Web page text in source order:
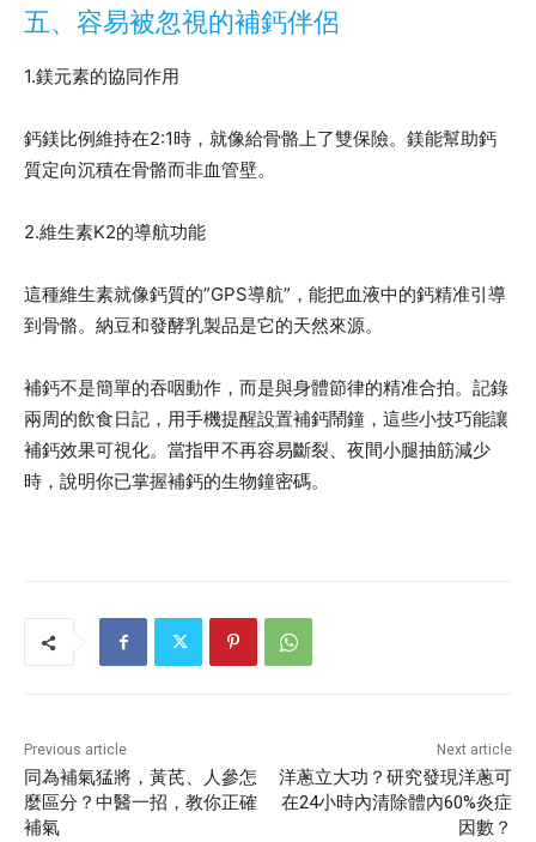
五、容易被忽視的補鈣伴侶
1.鎂元素的協同作用
鈣鎂比例維持在2:1時，就像給骨骼上了雙保險。鎂能幫助鈣
質定向沉積在骨骼而非血管壁。
2.維生素K2的導航功能
這種維生素就像鈣質的”GPS導航”，能把血液中的鈣精准引導
到骨骼。納豆和發酵乳製品是它的天然來源。
補鈣不是簡單的吞咽動作，而是與身體節律的精准合拍。記錄
兩周的飲食日記，用手機提醒設置補鈣鬧鐘，這些小技巧能讓
補鈣效果可視化。當指甲不再容易斷裂、夜間小腿抽筋減少
時，說明你已掌握補鈣的生物鐘密碼。
Previous article
同為補氣猛將，黃芪、人參怎
麼區分？中醫一招，教你正確
補氣
Next article
洋蔥立大功？研究發現洋蔥可
在24小時內清除體內60%炎症
因數？